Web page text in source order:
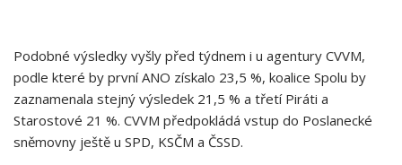
Podobné výsledky vyšly před týdnem i u agentury CVVM,
podle které by první ANO získalo 23,5 %, koalice Spolu by
zaznamenala stejný výsledek 21,5 % a třetí Piráti a
Starostové 21 %. CVVM předpokládá vstup do Poslanecké
sněmovny ještě u SPD, KSČM a ČSSD.